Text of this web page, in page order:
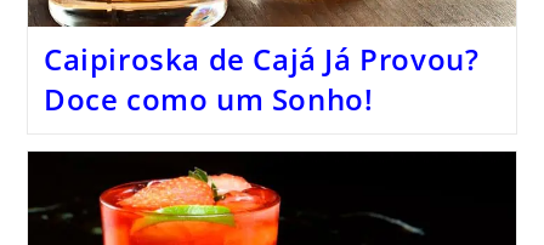
Caipiroska de Cajá Já Provou?
Doce como um Sonho!